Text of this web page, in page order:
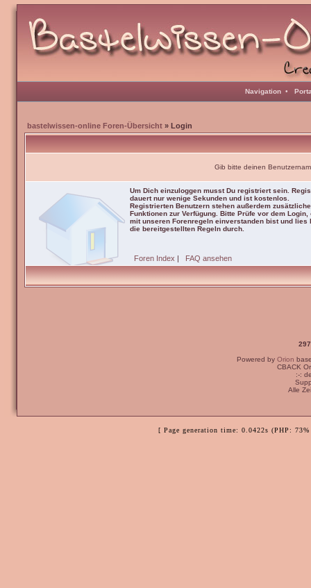
Navigation •
bastelwissen-online Foren-Übersicht » Login
Gib bitte deinen
Um Dich einzuloggen musst Du registriert sein.
dauert nur wenige Sekunden und ist kostenlos.
Registrierten Benutzern stehen außerdem zusätzliche
Funktionen zur Verfügung. Bitte Prüfe vor dem Login,
mit unseren Forenregeln einverstanden bist und lies
die bereitgestellten Regeln durch.
Foren Index | FAQ ansehen
Powered by Orion
CBACK
:-:
Alle
[ Page generation time: 0.0422s (PHP: